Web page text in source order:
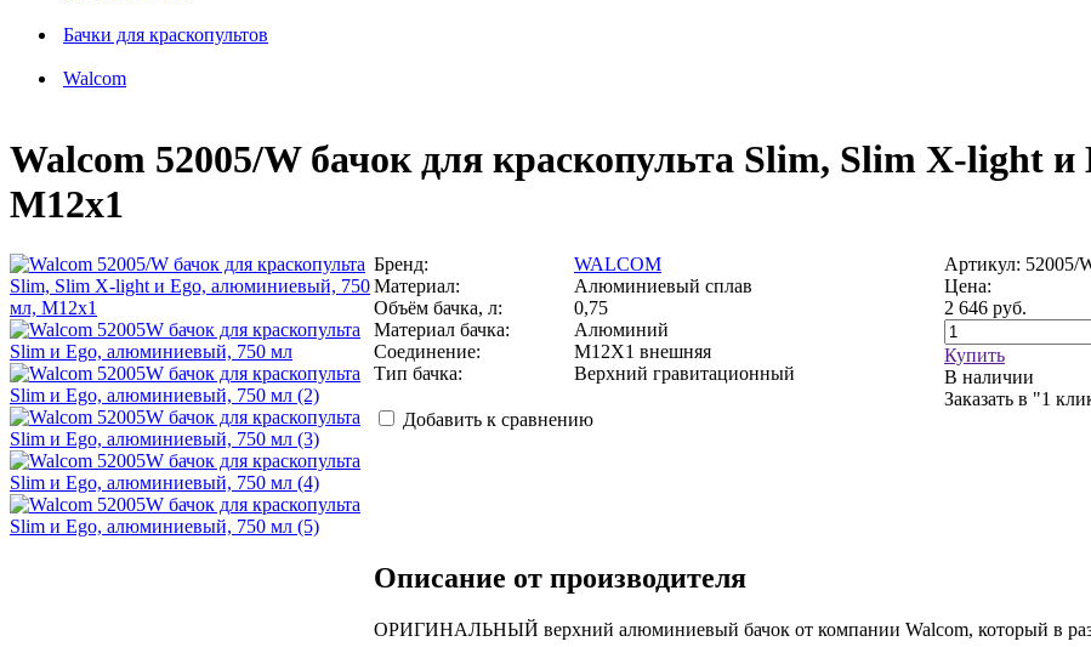
Бачки для краскопультов
Walcom
Walcom 52005/W бачок для краскопульта Slim, Slim X-light
M12x1
Бренд:
WALCOM
Материал:
Алюминиевый сплав
Объём бачка, л:
0,75
Материал бачка:
Алюминий
Соединение:
М12Х1 внешняя
Тип бачка:
Верхний гравитационный
Добавить к сравнению
Артикул: 52005/
Цена:
2 646 руб.
Купить
В наличии
Заказать в "1
Описание от производителя
ОРИГИНАЛЬНЫЙ верхний алюминиевый бачок от компании Walcom, который в